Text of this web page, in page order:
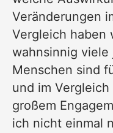
Veränderungen
Vergleich haben
wahnsinnig viele
Menschen sind
und im
großem
ich nicht einmal